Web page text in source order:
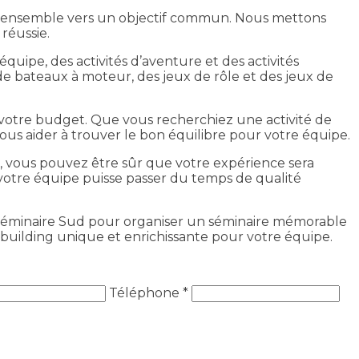
vers un objectif commun. Nous mettons
des activités d’aventure et des activités
bateaux à moteur, des jeux de rôle et des jeux de
budget. Que vous recherchiez une activité de
aider à trouver le bon équilibre pour votre équipe.
vous pouvez être sûr que votre expérience sera
équipe puisse passer du temps de qualité
Sud pour organiser un séminaire mémorable
building unique et enrichissante pour votre équipe.
Téléphone *